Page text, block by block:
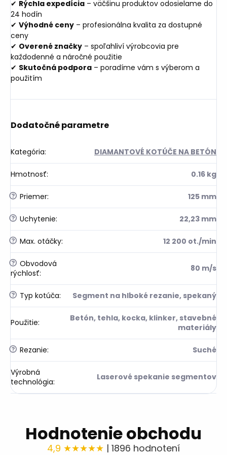
✔ Rýchla expedícia – väčšinu produktov odosielame do
24 hodín
✔ Výhodné ceny – profesionálna kvalita za dostupné
ceny
✔ Overené značky – spoľahliví výrobcovia pre
každodenné a náročné použitie
✔ Skutočná podpora – poradíme vám s výberom a
použitím
Dodatočné parametre
Kategória: DIAMANTOVÉ KOTÚČE NA BETÓN
Hmotnosť: 0.16 kg
? Priemer: 125 mm
? Uchytenie: 22,23 mm
? Max. otáčky: 12 200 ot./min
? Obvodová
rýchlosť: 80 m/s
? Typ kotúča: Segment na hlboké rezanie, spekaný
Použitie:
Betón, tehla, kocka, klinker, stavebné
materiály
? Rezanie: Suché
Výrobná
technológia: Laserové spekanie segmentov
Hodnotenie obchodu
4,9 ★★★★★ | 1896 hodnotení